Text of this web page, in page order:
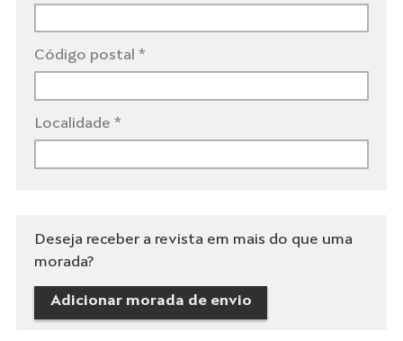
Código postal *
Localidade *
Deseja receber a revista em mais do que uma
morada?
Adicionar morada de envio